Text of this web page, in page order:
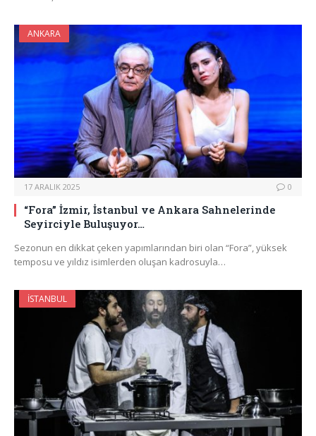
ANKARA
17 ARALIK 2025 0
“Fora” İzmir, İstanbul ve Ankara Sahnelerinde
Seyirciyle Buluşuyor…
Sezonun en dikkat çeken yapımlarından biri olan “Fora”, yüksek
temposu ve yıldız isimlerden oluşan kadrosuyla…
İSTANBUL